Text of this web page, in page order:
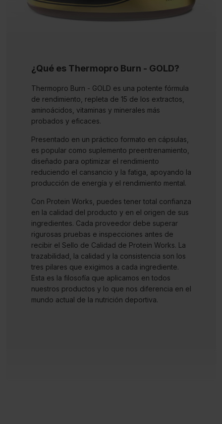
¿Qué es Thermopro Burn - GOLD?
Thermopro Burn - GOLD es una potente fórmula
de rendimiento, repleta de 15 de los extractos,
aminoácidos, vitaminas y minerales más
probados y eficaces.
Presentado en un práctico formato en cápsulas,
es popular como suplemento preentrenamiento,
diseñado para optimizar el rendimiento
reduciendo el cansancio y la fatiga, apoyando la
producción de energía y el rendimiento mental.
Con Protein Works, puedes tener total confianza
en la calidad del producto y en el origen de sus
ingredientes. Cada proveedor debe superar
rigurosas pruebas e inspecciones antes de
recibir el Sello de Calidad de Protein Works. La
trazabilidad, la calidad y la consistencia son los
tres pilares que exigimos a cada ingrediente.
Esta es la filosofía que aplicamos en todos
nuestros productos y lo que nos diferencia en el
mundo actual de la nutrición deportiva.